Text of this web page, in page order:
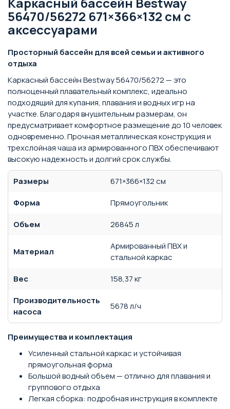
56470/56272 671×366×132 см с
аксессуарами
Просторный бассейн для всей семьи и активного
отдыха
Каркасный бассейн Bestway 56470/56272 — это
полноценный плавательный комплекс, идеально
подходящий для купания, плавания и водных игр на
участке. Благодаря внушительным размерам, он
предусматривает комфортное размещение до 10 человек
одновременно. Прочная металлическая конструкция и
трехслойная чаша из армированного ПВХ обеспечивают
высокую надежность и долгий срок службы.
Размеры
671×366×132 см
Форма
Прямоугольник
Объем
26845 л
Материал
Армированный ПВХ и
стальной каркас
Вес
158,37 кг
Производительность
насоса
5678 л/ч
Преимущества и комплектация
Усиленный стальной каркас и устойчивая
прямоугольная форма
Большой водный объем — отлично для плавания и
группового отдыха
Легкая сборка: подробная инструкция в комплекте